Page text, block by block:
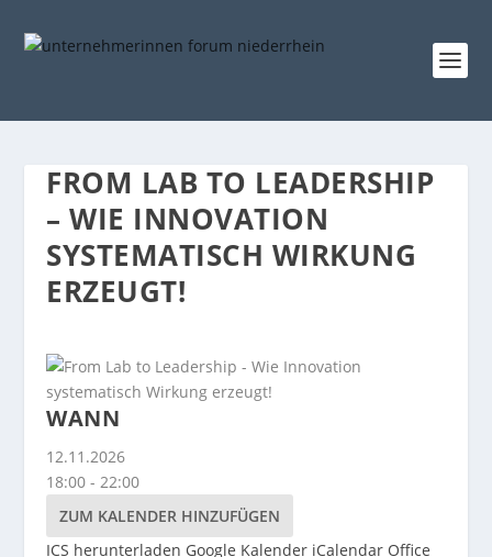
FROM LAB TO LEADERSHIP
– WIE INNOVATION
SYSTEMATISCH WIRKUNG
ERZEUGT!
WANN
12.11.2026
18:00 - 22:00
ZUM KALENDER HINZUFÜGEN
ICS herunterladen Google Kalender iCalendar Office